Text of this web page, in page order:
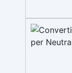
resine
sulla